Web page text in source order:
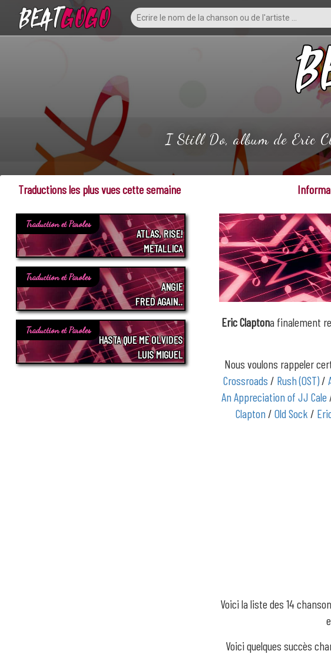
I Still Do, album de Eric
Eric Claptona finalement
Nous voulons rappeler
Crossroads / Rush (OST)/
An Appreciation of JJ Cale
Clapton / Old Sock /
Voici la liste des 14
Voici quelques succès
Traductions les plus vues cette semaine
Traduction et Paroles
ATLAS, RISE!
METALLICA
Traduction et Paroles
ANGIE
FRED AGAIN..
Traduction et Paroles
HASTA QUE ME OLVIDES
LUIS MIGUEL